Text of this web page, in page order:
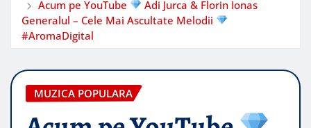
Acum pe YouTube
Adi Jurca & Florin Ionas
Generalul – Cele Mai Ascultate Melodii
#AromaDigital
MUZICA POPULARA